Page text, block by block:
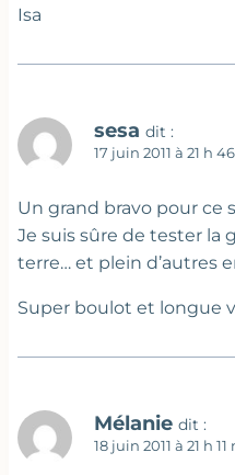
Isa
sesa dit :
17 juin 2011 à 21 h
Un grand bravo pour ce
Je suis sûre de tester la
terre… et plein d’autres
Super boulot et longue
Mélanie dit :
18 juin 2011 à 21 h